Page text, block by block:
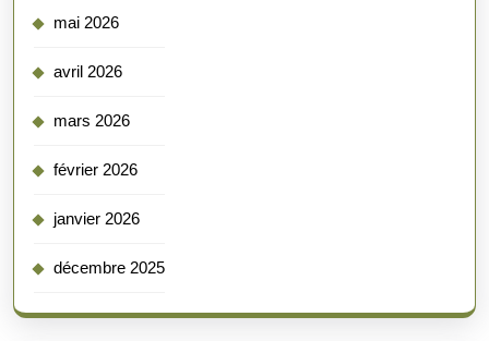
mai 2026
avril 2026
mars 2026
février 2026
janvier 2026
décembre 2025